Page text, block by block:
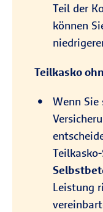
Teil der
können
Teilkasko
Wenn Sie
Leistung